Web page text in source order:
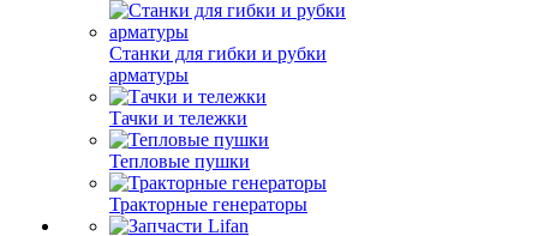
Станки для гибки и рубки
арматуры
Тачки и тележки
Тепловые пушки
Тракторные генераторы